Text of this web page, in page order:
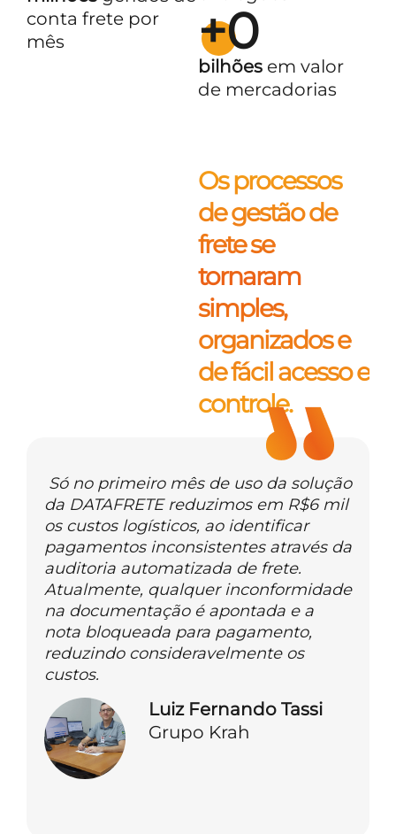
conta frete por
mês
bilhões em valor
de mercadorias
+0
Os processos
de gestão de
frete se
tornaram
simples,
organizados e
de fácil acesso e
controle.
Só no primeiro mês de uso da solução
da DATAFRETE reduzimos em R$6 mil
os custos logísticos, ao identificar
pagamentos inconsistentes através da
auditoria automatizada de frete.
Atualmente, qualquer inconformidade
na documentação é apontada e a
nota bloqueada para pagamento,
reduzindo consideravelmente os
custos.
Luiz Fernando Tassi
Grupo Krah